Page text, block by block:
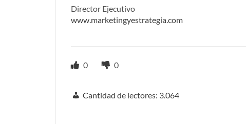
Director Ejecutivo
www.marketingyestrategia.com
0 0
Cantidad de lectores: 3.064